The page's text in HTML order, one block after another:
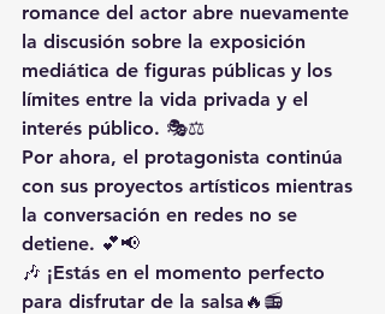
romance del actor abre nuevamente
la discusión sobre la exposición
mediática de figuras públicas y los
límites entre la vida privada y el
interés público. 🎭⚖️
Por ahora, el protagonista continúa
con sus proyectos artísticos mientras
la conversación en redes no se
detiene. 💕📢
🎶 ¡Estás en el momento perfecto
para disfrutar de la salsa🔥📻